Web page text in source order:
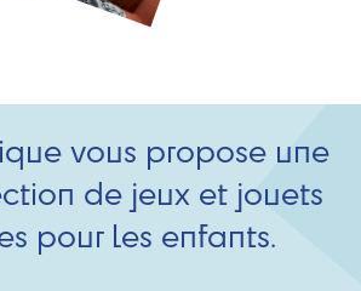
vous propose une
de jeux et jouets
pour les enfants.